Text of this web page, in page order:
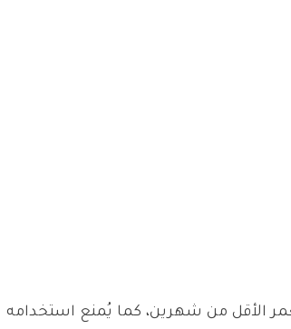
الأقل من شهرين، كما يُمنع استخدامه